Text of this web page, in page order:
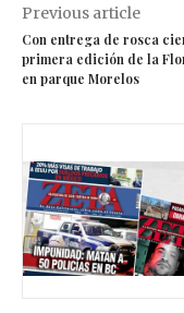
Previous article
Con entrega de rosca
primera edición de la
en parque Morelos